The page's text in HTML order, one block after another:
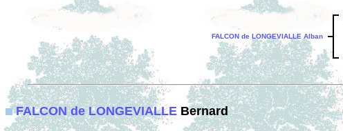
FALCON de LONGEVIALLE Alban
FALCON de LONGEVIALLE Bernard